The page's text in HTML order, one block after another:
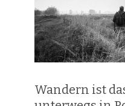
Wandern ist